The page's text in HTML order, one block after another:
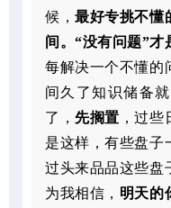
候，最好专挑不懂
间。“没有问题”才
每解决一个不懂的
间久了知识储备
了，先搁置 ，过
是这样，有些盘子
过头来品品这些盘
为我相信， 明天的